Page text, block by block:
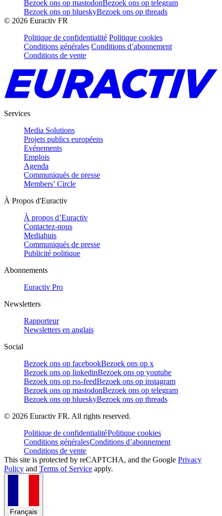
Bezoek ons op mastodonBezoek ons op telegram
Bezoek ons op blueskyBezoek ons op threads
© 2026 Euractiv FR
Politique de confidentialité Politique cookies
Conditions générales Conditions d’abonnement
Conditions de vente
Services
Media Solutions
Projets publics européens
Evénements
Emplois
Agenda
Communiqués de presse
Members’ Circle
À Propos d'Euractiv
À propos d’Euractiv
Contactez-nous
Mediahuis
Communiqués de presse
Publicité politique
Abonnements
Euractiv Pro
Newsletters
Rapporteur
Newsletters en anglais
Social
Bezoek ons op facebookBezoek ons op x
Bezoek ons op linkedinBezoek ons op youtube
Bezoek ons op rss-feedBezoek ons op instagram
Bezoek ons op mastodonBezoek ons op telegram
Bezoek ons op blueskyBezoek ons op threads
© 2026 Euractiv FR. All rights reserved.
Politique de confidentialitéPolitique cookies
Conditions généralesConditions d’abonnement
Conditions de vente
This site is protected by reCAPTCHA, and the Google Privacy
Policy and Terms of Service apply.
Français